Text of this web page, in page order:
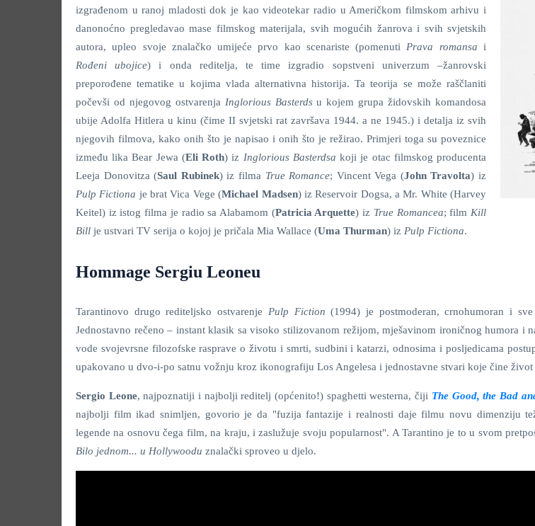
izgrađenom u ranoj mladosti dok je kao videotekar radio u Američkom filmskom arhivu i
danonoćno pregledavao mase filmskog materijala, svih mogućih žanrova i svih svjetskih
autora, upleo svoje znalačko umijeće prvo kao scenariste (pomenuti Prava romansa i
Rođeni ubojice) i onda reditelja, te time izgradio sopstveni univerzum –žanrovski
preporođene tematike u kojima vlada alternativna historija. Ta teorija se može raščlaniti
počevši od njegovog ostvarenja Inglorious Basterdsu kojem grupa židovskih komandosa
ubije Adolfa Hitlera u kinu (čime II svjetski rat završava 1944. a ne 1945.) i detalja iz svih
njegovih filmova, kako onih što je napisao i onih što je režirao. Primjeri toga su poveznice
između lika Bear Jewa (Eli Roth) iz Inglorious Basterdsa koji je otac filmskog producenta
Leeja Donovitza (Saul Rubinek) iz filma True Romance; Vincent Vega (John Travolta) iz
Pulp Fictiona je brat Vica Vege (Michael Madsen) iz Reservoir Dogsa, a Mr. White (Harvey
Keitel) iz istog filma je radio sa Alabamom (Patricia Arquette) iz True Romancea; film Kill
Bill je ustvari TV serija o kojoj je pričala Mia Wallace (Uma Thurman) iz Pulp Fictiona.
Hommage Sergiu Leoneu
Tarantinovo drugo rediteljsko ostvarenje Pulp Fiction (1994) je postmoderan, crnohumoran i
Jednostavno rečeno – instant klasik sa visoko stilizovanom režijom, mješavinom ironičnog humora i
vode svojevrsne filozofske rasprave o životu i smrti, sudbini i katarzi, odnosima i posljedicama
upakovano u dvo-i-po satnu vožnju kroz ikonografiju Los Angelesa i jednostavne stvari koje čine
Sergio Leone, najpoznatiji i najbolji reditelj (općenito!) spaghetti westerna, čiji The Good, the Bad
najbolji film ikad snimljen, govorio je da "fuzija fantazije i realnosti daje filmu novu dimenziju
legende na osnovu čega film, na kraju, i zaslužuje svoju popularnost". A Tarantino je to u svom
Bilo jednom... u Hollywoodu znalački sproveo u djelo.